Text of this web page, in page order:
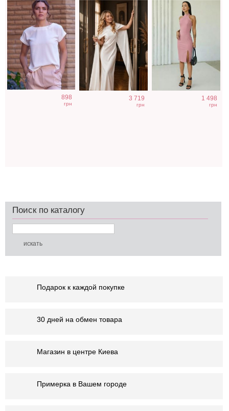
898
грн
3 719
грн
1 498
грн
Поиск по каталогу
Подарок к каждой покупке
30 дней на обмен товара
Магазин в центре Киева
Примерка в Вашем городе